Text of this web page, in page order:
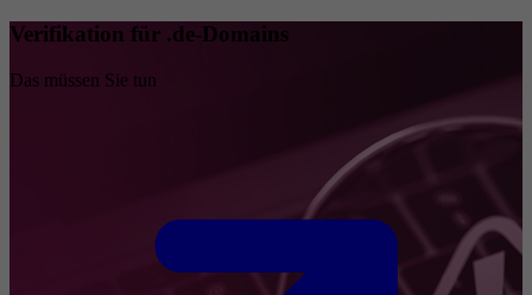
Verifikation für .de-Domains
Das müssen Sie tun